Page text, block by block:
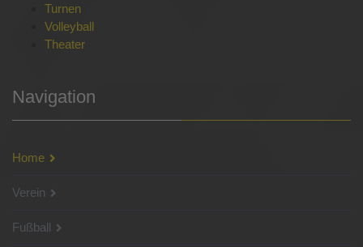
Turnen
Volleyball
Theater
Navigation
Home
Verein
Fußball